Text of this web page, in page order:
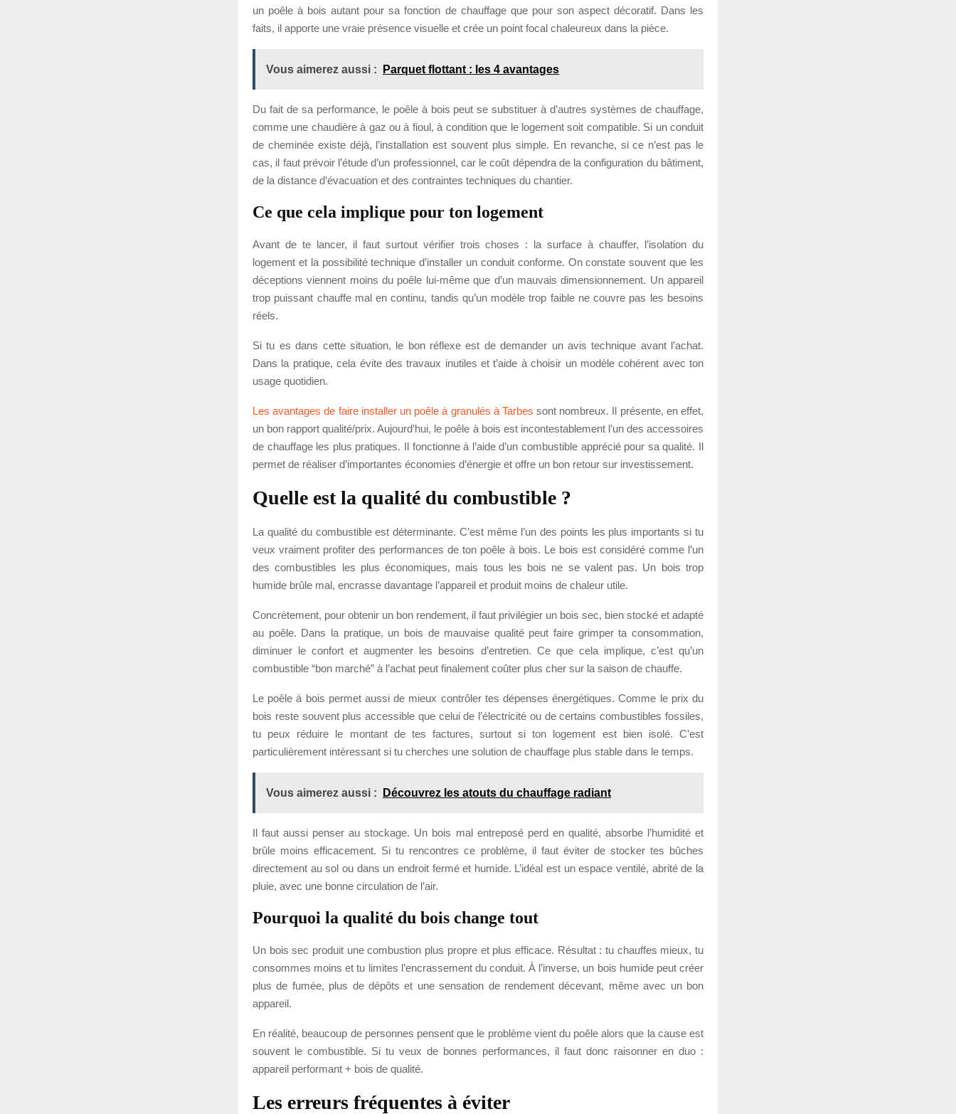
un poêle à bois autant pour sa fonction de chauffage que pour son aspect décoratif. Dans les
faits, il apporte une vraie présence visuelle et crée un point focal chaleureux dans la pièce.
Vous aimerez aussi : Parquet flottant : les 4 avantages
Du fait de sa performance, le poêle à bois peut se substituer à d’autres systèmes de chauffage,
comme une chaudière à gaz ou à fioul, à condition que le logement soit compatible. Si un conduit
de cheminée existe déjà, l’installation est souvent plus simple. En revanche, si ce n’est pas le
cas, il faut prévoir l’étude d’un professionnel, car le coût dépendra de la configuration du bâtiment,
de la distance d’évacuation et des contraintes techniques du chantier.
Ce que cela implique pour ton logement
Avant de te lancer, il faut surtout vérifier trois choses : la surface à chauffer, l’isolation du
logement et la possibilité technique d’installer un conduit conforme. On constate souvent que les
déceptions viennent moins du poêle lui-même que d’un mauvais dimensionnement. Un appareil
trop puissant chauffe mal en continu, tandis qu’un modèle trop faible ne couvre pas les besoins
réels.
Si tu es dans cette situation, le bon réflexe est de demander un avis technique avant l’achat.
Dans la pratique, cela évite des travaux inutiles et t’aide à choisir un modèle cohérent avec ton
usage quotidien.
Les avantages de faire installer un poêle à granulés à Tarbes sont nombreux. Il présente, en effet,
un bon rapport qualité/prix. Aujourd’hui, le poêle à bois est incontestablement l’un des accessoires
de chauffage les plus pratiques. Il fonctionne à l’aide d’un combustible apprécié pour sa qualité. Il
permet de réaliser d’importantes économies d’énergie et offre un bon retour sur investissement.
Quelle est la qualité du combustible ?
La qualité du combustible est déterminante. C’est même l’un des points les plus importants si tu
veux vraiment profiter des performances de ton poêle à bois. Le bois est considéré comme l’un
des combustibles les plus économiques, mais tous les bois ne se valent pas. Un bois trop
humide brûle mal, encrasse davantage l’appareil et produit moins de chaleur utile.
Concrètement, pour obtenir un bon rendement, il faut privilégier un bois sec, bien stocké et adapté
au poêle. Dans la pratique, un bois de mauvaise qualité peut faire grimper ta consommation,
diminuer le confort et augmenter les besoins d’entretien. Ce que cela implique, c’est qu’un
combustible “bon marché” à l’achat peut finalement coûter plus cher sur la saison de chauffe.
Le poêle à bois permet aussi de mieux contrôler tes dépenses énergétiques. Comme le prix du
bois reste souvent plus accessible que celui de l’électricité ou de certains combustibles fossiles,
tu peux réduire le montant de tes factures, surtout si ton logement est bien isolé. C’est
particulièrement intéressant si tu cherches une solution de chauffage plus stable dans le temps.
Vous aimerez aussi : Découvrez les atouts du chauffage radiant
Il faut aussi penser au stockage. Un bois mal entreposé perd en qualité, absorbe l’humidité et
brûle moins efficacement. Si tu rencontres ce problème, il faut éviter de stocker tes bûches
directement au sol ou dans un endroit fermé et humide. L’idéal est un espace ventilé, abrité de la
pluie, avec une bonne circulation de l’air.
Pourquoi la qualité du bois change tout
Un bois sec produit une combustion plus propre et plus efficace. Résultat : tu chauffes mieux, tu
consommes moins et tu limites l’encrassement du conduit. À l’inverse, un bois humide peut créer
plus de fumée, plus de dépôts et une sensation de rendement décevant, même avec un bon
appareil.
En réalité, beaucoup de personnes pensent que le problème vient du poêle alors que la cause est
souvent le combustible. Si tu veux de bonnes performances, il faut donc raisonner en duo :
appareil performant + bois de qualité.
Les erreurs fréquentes à éviter